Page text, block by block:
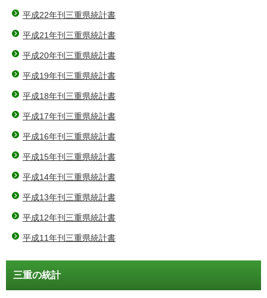
平成22年刊三重県統計書
平成21年刊三重県統計書
平成20年刊三重県統計書
平成19年刊三重県統計書
平成18年刊三重県統計書
平成17年刊三重県統計書
平成16年刊三重県統計書
平成15年刊三重県統計書
平成14年刊三重県統計書
平成13年刊三重県統計書
平成12年刊三重県統計書
平成11年刊三重県統計書
三重の統計